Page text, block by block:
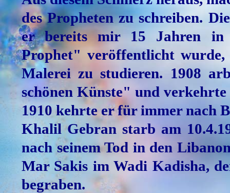
des Propheten zu schreiben.
er bereits mir 15 Jahren in
Prophet" veröffentlicht
Malerei zu studieren. 1908
schönen Künste" und
1910 kehrte er für immer nach
Khalil Gebran starb am
nach seinem Tod in den
Mar Sakis im Wadi Kadisha,
begraben.